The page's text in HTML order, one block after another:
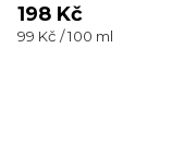
198 Kč
Měrná
99 Kč / 100 ml